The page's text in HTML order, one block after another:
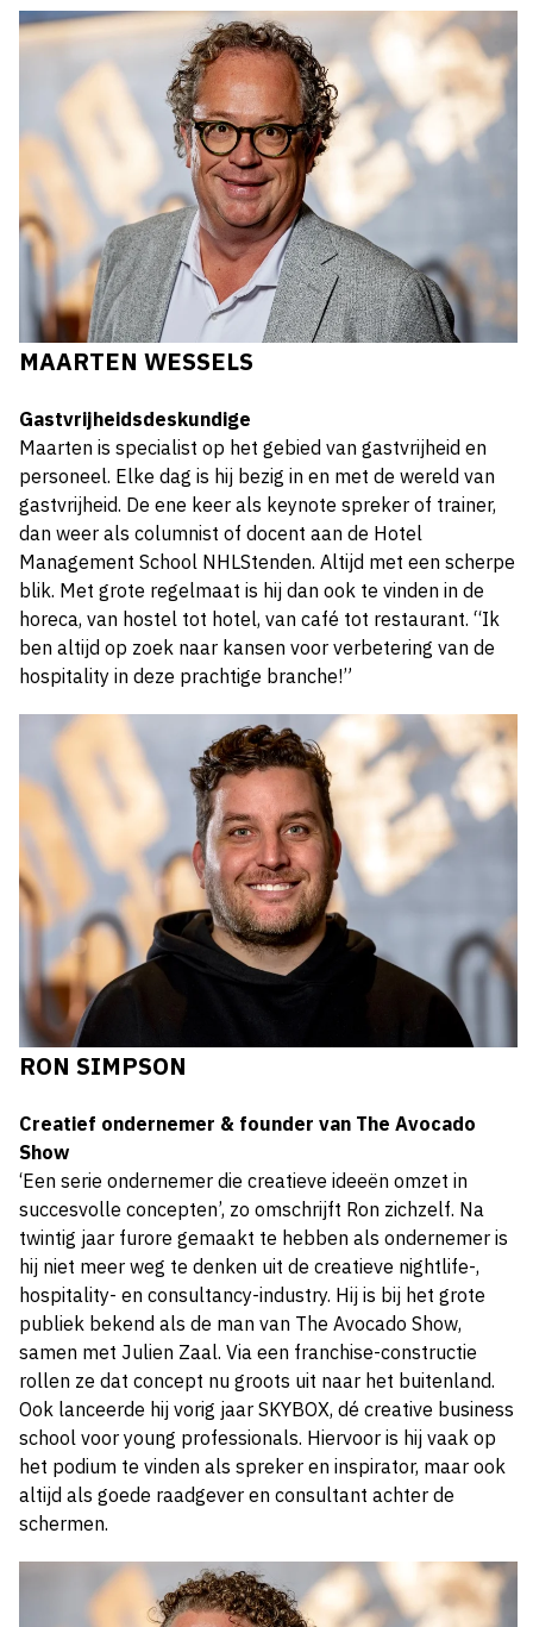
MAARTEN WESSELS
Gastvrijheidsdeskundige
Maarten is specialist op het gebied van gastvrijheid en
personeel. Elke dag is hij bezig in en met de wereld van
gastvrijheid. De ene keer als keynote spreker of trainer,
dan weer als columnist of docent aan de Hotel
Management School NHLStenden. Altijd met een scherpe
blik. Met grote regelmaat is hij dan ook te vinden in de
horeca, van hostel tot hotel, van café tot restaurant. “Ik
ben altijd op zoek naar kansen voor verbetering van de
hospitality in deze prachtige branche!”
RON SIMPSON
Creatief ondernemer & founder van The Avocado
Show
‘Een serie ondernemer die creatieve ideeën omzet in
succesvolle concepten’, zo omschrijft Ron zichzelf. Na
twintig jaar furore gemaakt te hebben als ondernemer is
hij niet meer weg te denken uit de creatieve nightlife-,
hospitality- en consultancy-industry. Hij is bij het grote
publiek bekend als de man van The Avocado Show,
samen met Julien Zaal. Via een franchise-constructie
rollen ze dat concept nu groots uit naar het buitenland.
Ook lanceerde hij vorig jaar SKYBOX, dé creative business
school voor young professionals. Hiervoor is hij vaak op
het podium te vinden als spreker en inspirator, maar ook
altijd als goede raadgever en consultant achter de
schermen.